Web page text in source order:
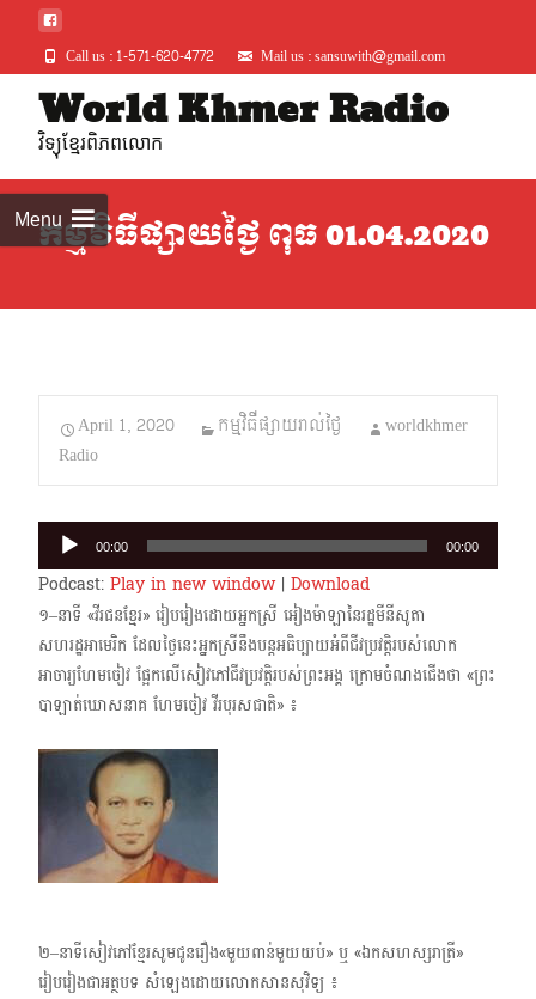
Call us : 1-571-620-4772 Mail us : sansuwith@gmail.com
World Khmer Radio
វិទ្យុខ្មែរពិភពលោក
Menuកម្មវិធីផ្សាយថ្ងៃ ពុធ 01.04.2020
April 1, 2020 កម្មវិធីផ្សាយរាល់ថ្ងៃ
worldkhmer
Radio
Audio
Player
00:00 00:00
Podcast: Play in new window| Download
១–នាទី «វីរជនខ្មែរ» រៀបរៀងដោយអ្នកស្រី អៀងម៉ាឡានៃរដ្ឋមីនីសូតា
សហរដ្ឋអាមេរិក ដែលថ្ងៃ​នេះអ្នកស្រីនឹងបន្តអធិប្បាយអំពីជីវប្រវត្តិរបស់លោក
អាចារ្យហែមចៀវ ផ្អែកលើសៀវភៅជីវប្រវត្តិ​របស់ព្រះអង្គ ក្រោម​ចំណងជើងថា «ព្រះ
បាឡាត់ឃោសនាគ ហែមចៀវ វីរបុរសជាតិ» ៖
២–នាទីសៀវភៅខ្មែរសូមជូនរឿង«មួយពាន់មួយយប់» ឬ «ឯកសហស្សរាត្រី»
រៀបរៀងជាអត្ថបទ សំឡេងដោយលោកសានសុវិទ្យ ៖